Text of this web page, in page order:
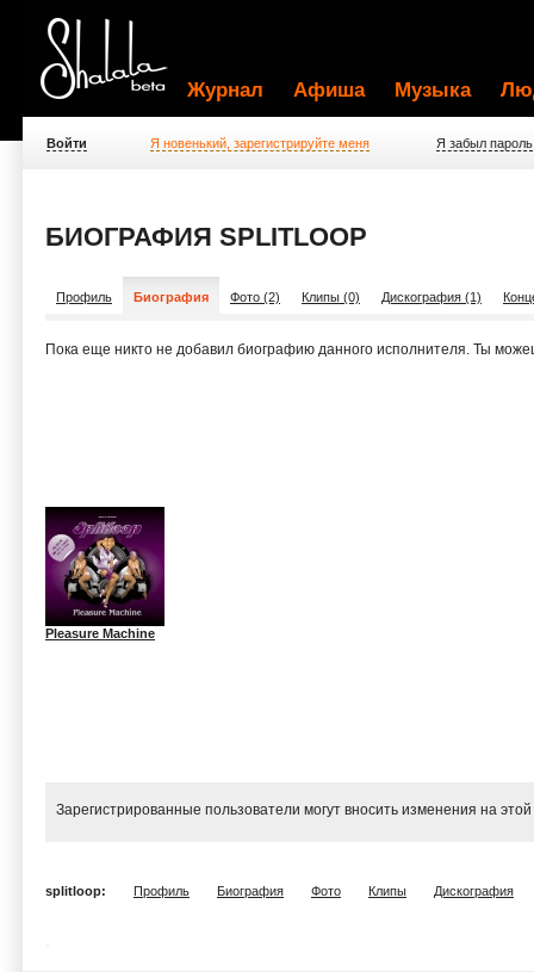
Журнал Афиша Музыка
Войти Я новенький, зарегистрируйте меня Я забыл пароль
БИОГРАФИЯ SPLITLOOP
Профиль Биография Фото (2) Клипы (0) Дискография (1)
Пока еще никто не добавил биографию данного исполнителя. Ты
Pleasure Machine
Зарегистрированные пользователи могут вносить изменения на
splitloop: Профиль Биография Фото Клипы Дискография